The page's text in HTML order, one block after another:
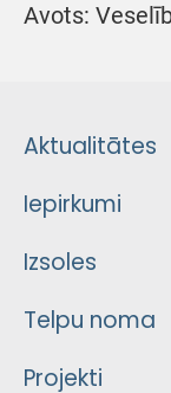
Avots:
Aktualitātes
Iepirkumi
Izsoles
Telpu noma
Projekti